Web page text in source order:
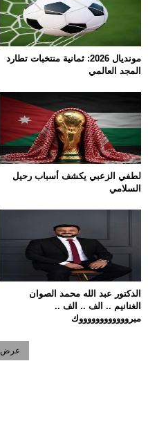
مونديال 2026: ثمانية منتخبات تطارد
المجد العالمي
لطفي الزعبي يكشف أسباب رحيل
السلامي
الدكتور عبد الله محمد الصوان
الغنانيم .. الف .. الف ..
مبرووووووووووووك
عرض